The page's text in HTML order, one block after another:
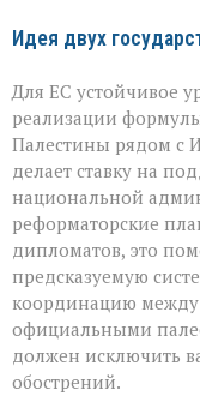
Идея двух
Для ЕС устойчивое
реализации
Палестины рядом с
делает ставку на
национальной
реформаторские
дипломатов, это
предсказуемую
координацию
официальными
должен исключить
обострений.